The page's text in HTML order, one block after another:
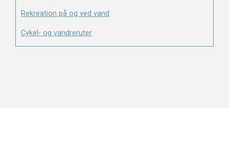
Rekreation på og ved vand
Cykel- og vandreruter